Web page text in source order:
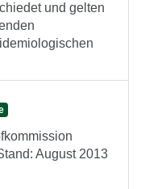
und gelten
August 2013